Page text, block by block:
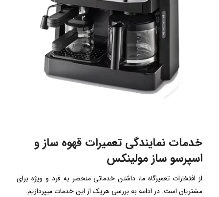
خدمات نمایندگی تعمیرات قهوه ساز و
اسپرسو ساز مولینکس
از افتخارات تعمیرگاه ما، داشتن خدماتی منحصر به فرد و ویژه برای
مشتریان است. در ادامه به بررسی هریک از این خدمات میپردازیم.